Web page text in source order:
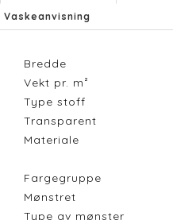
Vaskeanvisning
Bredde
Vekt pr. m²
Type stoff
Transparent
Materiale
Fargegruppe
Mønstret
Type av mønster